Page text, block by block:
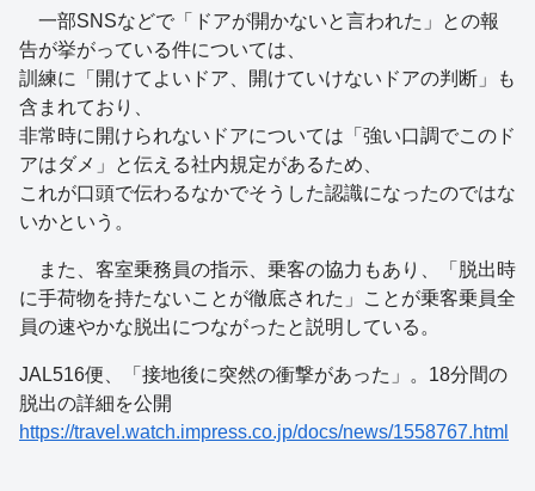
一部SNSなどで「ドアが開かないと言われた」との報
告が挙がっている件については、
訓練に「開けてよいドア、開けていけないドアの判断」も
含まれており、
非常時に開けられないドアについては「強い口調でこのド
アはダメ」と伝える社内規定があるため、
これが口頭で伝わるなかでそうした認識になったのではな
いかという。
また、客室乗務員の指示、乗客の協力もあり、「脱出時
に手荷物を持たないことが徹底された」ことが乗客乗員全
員の速やかな脱出につながったと説明している。
JAL516便、「接地後に突然の衝撃があった」。18分間の
脱出の詳細を公開
https://travel.watch.impress.co.jp/docs/news/1558767.html